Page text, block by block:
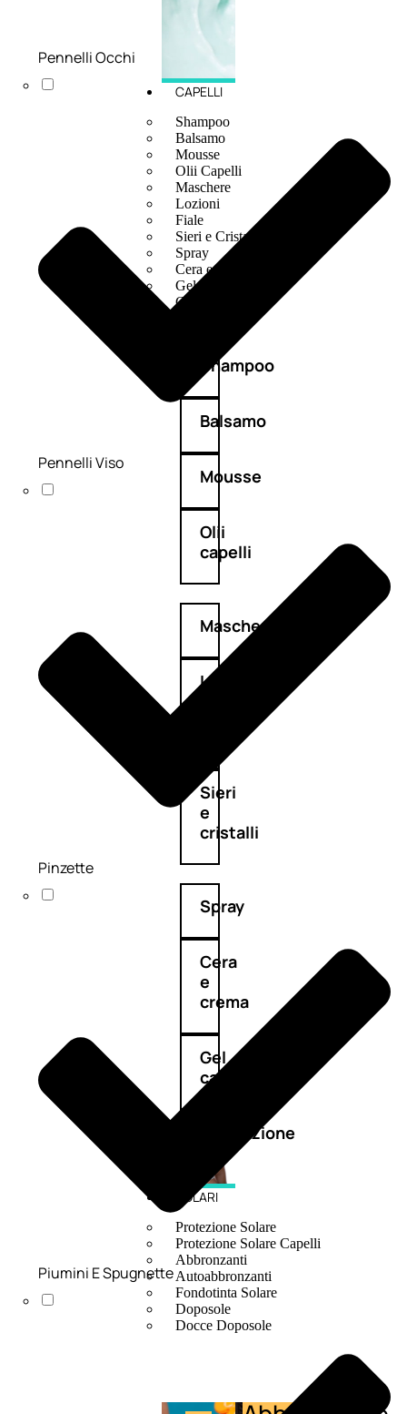
CAPELLI
Shampoo
Balsamo
Mousse
Olii Capelli
Maschere
Lozioni
Fiale
Sieri e Cristalli
Spray
Cera e Crema
Gel Capelli
Colorazione
Shampoo
Balsamo
Mousse
Olii
capelli
Maschere
Lozioni
Sieri
e
cristalli
Spray
Cera
e
crema
Gel
capelli
Colorazione
SOLARI
Protezione Solare
Protezione Solare Capelli
Abbronzanti
Autoabbronzanti
Fondotinta Solare
Doposole
Docce Doposole
Pennelli Occhi
Pennelli Viso
Pinzette
Piumini E Spugnette